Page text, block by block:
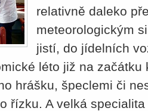
relativně daleko
meteorologickým
jistí, do jídelních
léto již na
hrášku, špeclemi či
řízku. A velká